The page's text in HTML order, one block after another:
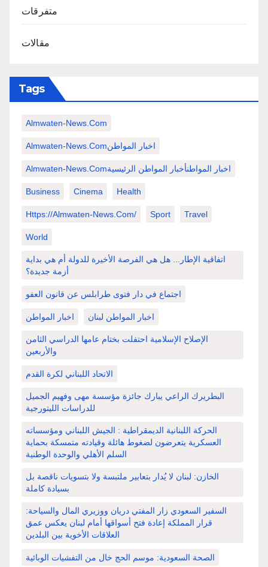
متفرقات
مقالات
Tags
Almwaten-News.com
Almwaten-News.comاخبار المواطن
Almwaten-News.comاخبار المواطنأخبار المواطن الرئيسية
Business Cinema Health
Https://almwaten-News.com/ Sport Travel
World
اتفاقية الإطار... هل هي الفرصة الأخيرة للدولة أم هي بداية
أزمة جديدة؟
اجتماع في دار فتوى طرابلس عن قانون العفو
اخبار المواطن اخبار المواطن لبنان
الإصلاح الإسلامية احتفلت بختام عامها الدراسي الثامن
والأربعين
الاتحاد اللبناني لكرة القدم
البطريرك الراعي يبارك جائزة مؤسسة مهى وفهيم الجميل
للدراسات الليتورجية
الحركة اللبنانية الديمقراطية : الجيش اللبناني ومؤسساته
العسكرية يتعرضون لضغوط هائلة وقيادته متمسكة بحماية
السلم الأهلي والوحدة الوطنية
الخازن: لبنان لا يُدار بتعابير ملتبسة ولا بتسويات ناقصة بل
بسيادة كاملة
السفير السعودي زار المفتي دريان ووزيري المال والسياحة:
قرار المملكة إعادة فتح أسواقها أمام لبنان يعكس عمق
العلاقات الأخوية بين البلدين
الصحة السعودية: موسم الحج خال من التفشيات الوبائية